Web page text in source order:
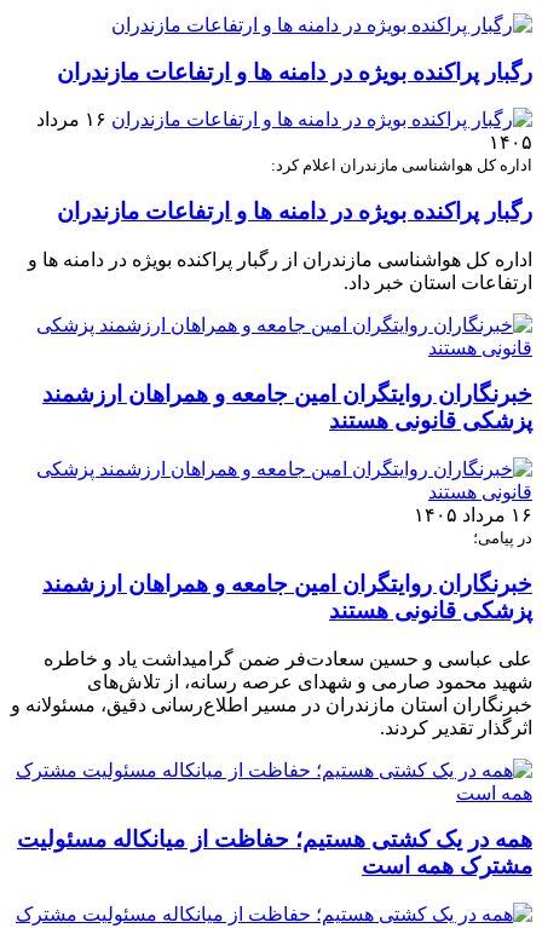
رگبار پراکنده بویژه در دامنه ها و ارتفاعات مازندران
۱۶ مرداد
۱۴۰۵
اداره کل هواشناسی مازندران اعلام کرد:
رگبار پراکنده بویژه در دامنه ها و ارتفاعات مازندران
اداره کل هواشناسی مازندران از رگبار پراکنده بویژه در دامنه ها و
ارتفاعات استان خبر داد.
خبرنگاران روایتگران امین جامعه و همراهان ارزشمند
پزشکی قانونی هستند
۱۶ مرداد ۱۴۰۵
در پیامی؛
خبرنگاران روایتگران امین جامعه و همراهان ارزشمند
پزشکی قانونی هستند
علی عباسی و حسین سعادت‌فر ضمن گرامیداشت یاد و خاطره
شهید محمود صارمی و شهدای عرصه رسانه، از تلاش‌های
خبرنگاران استان مازندران در مسیر اطلاع‌رسانی دقیق، مسئولانه و
اثرگذار تقدیر کردند.
همه در یک کشتی هستیم؛ حفاظت از میانکاله مسئولیت
مشترک همه است